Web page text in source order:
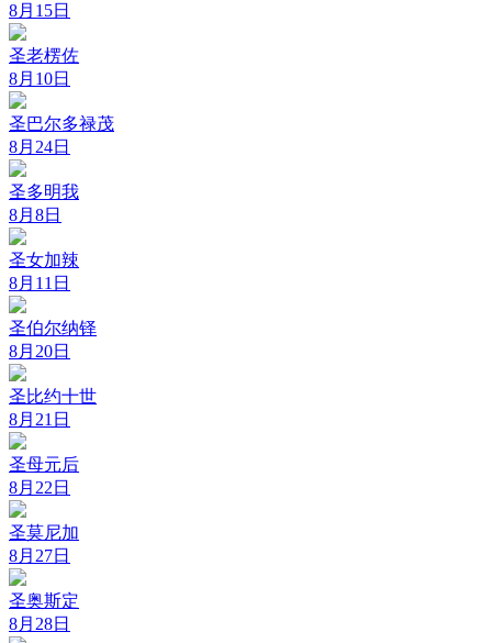
8月15日
圣老楞佐
8月10日
圣巴尔多禄茂
8月24日
圣多明我
8月8日
圣女加辣
8月11日
圣伯尔纳铎
8月20日
圣比约十世
8月21日
圣母元后
8月22日
圣莫尼加
8月27日
圣奥斯定
8月28日